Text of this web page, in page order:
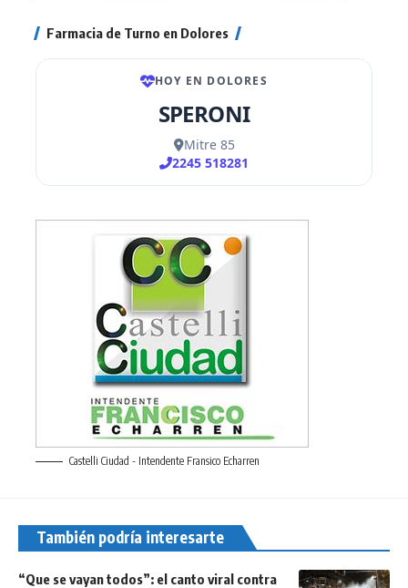
Farmacia de Turno en Dolores
Castelli Ciudad - Intendente Fransico Echarren
También podría interesarte
“Que se vayan todos”: el canto viral contra